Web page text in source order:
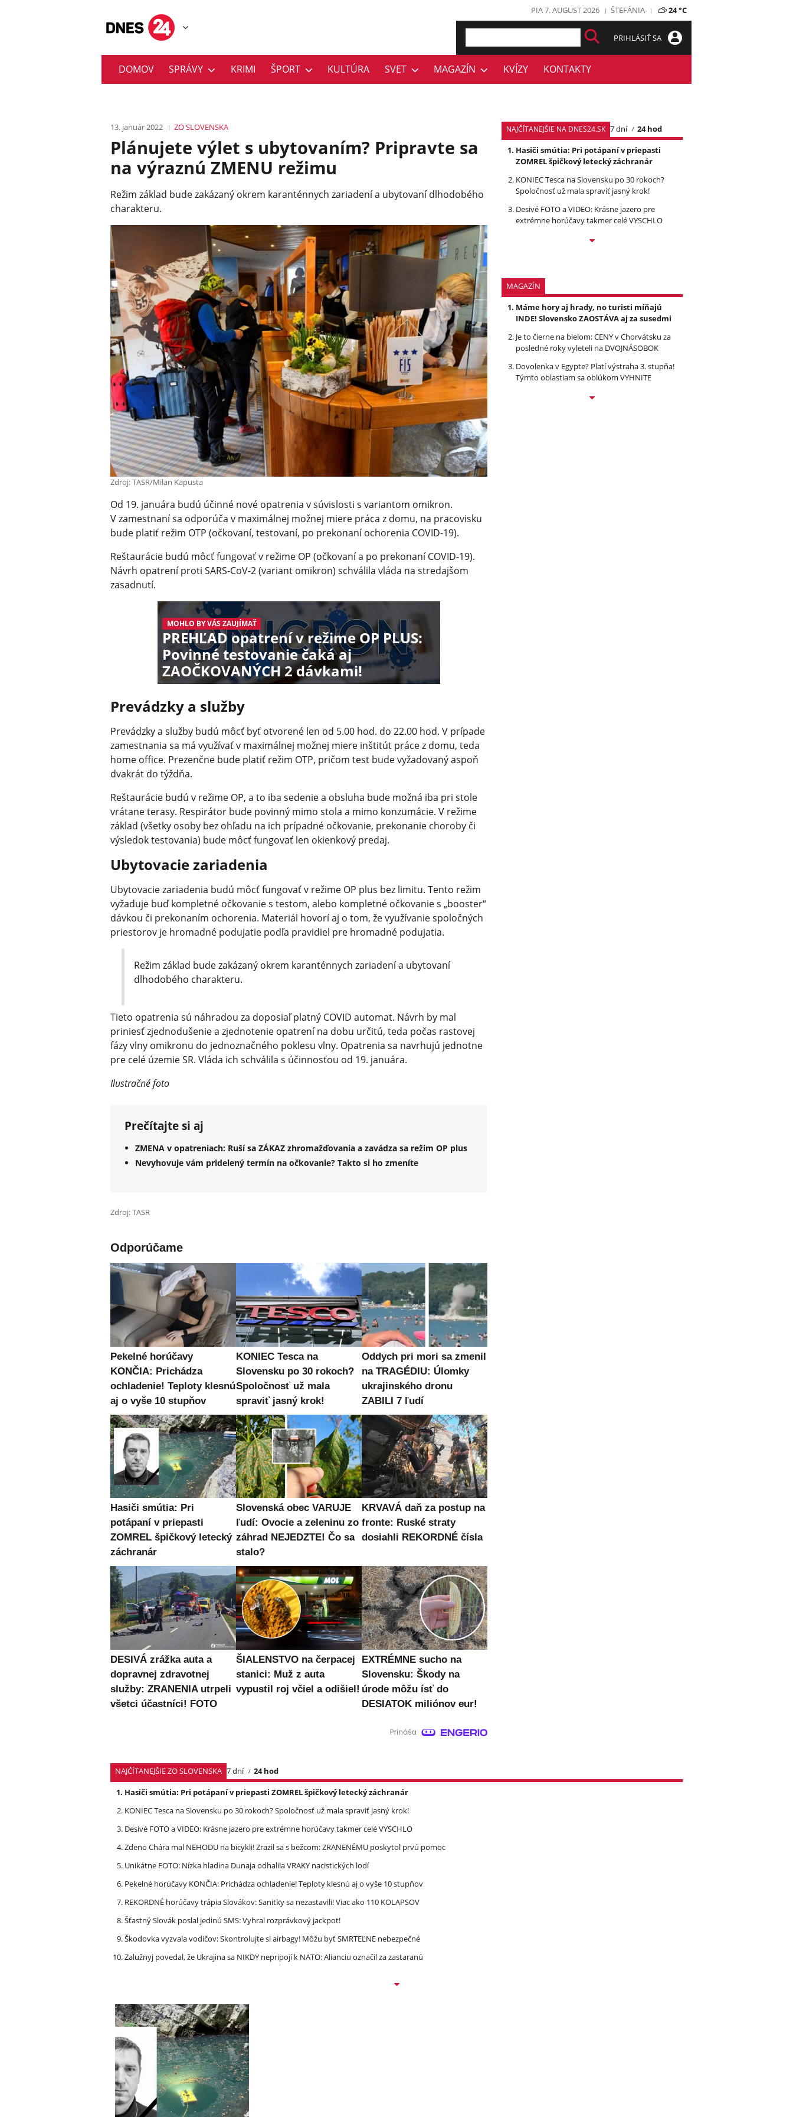
PIA 7. AUGUST 2026 ŠTEFÁNIA 24 °C
PRIHLÁSIŤ SA
DOMOV SPRÁVY KRIMI ŠPORT KULTÚRA SVET MAGAZÍN KVÍZY KONTAKTY
13. január 2022 ZO SLOVENSKA
Plánujete výlet s ubytovaním? Pripravte sa
na výraznú ZMENU režimu
Režim základ bude zakázaný okrem karanténnych zariadení a ubytovaní dlhodobého
charakteru.
Zdroj: TASR/Milan Kapusta
Od 19. januára budú účinné nové opatrenia v súvislosti s variantom omikron.
V zamestnaní sa odporúča v maximálnej možnej miere práca z domu, na pracovisku
bude platiť režim OTP (očkovaní, testovaní, po prekonaní ochorenia COVID-19).
Reštaurácie budú môcť fungovať v režime OP (očkovaní a po prekonaní COVID-19).
Návrh opatrení proti SARS-CoV-2 (variant omikron) schválila vláda na stredajšom
zasadnutí.
MOHLO BY VÁS ZAUJÍMAŤ
PREHĽAD opatrení v režime OP PLUS:
Povinné testovanie čaká aj
ZAOČKOVANÝCH 2 dávkami!
Prevádzky a služby
Prevádzky a služby budú môcť byť otvorené len od 5.00 hod. do 22.00 hod. V prípade
zamestnania sa má využívať v maximálnej možnej miere inštitút práce z domu, teda
home office. Prezenčne bude platiť režim OTP, pričom test bude vyžadovaný aspoň
dvakrát do týždňa.
Reštaurácie budú v režime OP, a to iba sedenie a obsluha bude možná iba pri stole
vrátane terasy. Respirátor bude povinný mimo stola a mimo konzumácie. V režime
základ (všetky osoby bez ohľadu na ich prípadné očkovanie, prekonanie choroby či
výsledok testovania) bude môcť fungovať len okienkový predaj.
Ubytovacie zariadenia
Ubytovacie zariadenia budú môcť fungovať v režime OP plus bez limitu. Tento režim
vyžaduje buď kompletné očkovanie s testom, alebo kompletné očkovanie s „booster“
dávkou či prekonaním ochorenia. Materiál hovorí aj o tom, že využívanie spoločných
priestorov je hromadné podujatie podľa pravidiel pre hromadné podujatia.
Režim základ bude zakázaný okrem karanténnych zariadení a ubytovaní
dlhodobého charakteru.
Tieto opatrenia sú náhradou za doposiaľ platný COVID automat. Návrh by mal
priniesť zjednodušenie a zjednotenie opatrení na dobu určitú, teda počas rastovej
fázy vlny omikronu do jednoznačného poklesu vlny. Opatrenia sa navrhujú jednotne
pre celé územie SR. Vláda ich schválila s účinnosťou od 19. januára.
Ilustračné foto
Prečítajte si aj
ZMENA v opatreniach: Ruší sa ZÁKAZ zhromažďovania a zavádza sa režim OP plus
Nevyhovuje vám pridelený termín na očkovanie? Takto si ho zmeníte
Zdroj: TASR
Odporúčame
Pekelné horúčavy
KONČIA: Prichádza
ochladenie! Teploty klesnú
aj o vyše 10 stupňov
KONIEC Tesca na
Slovensku po 30 rokoch?
Spoločnosť už mala
spraviť jasný krok!
Oddych pri mori sa zmenil
na TRAGÉDIU: Úlomky
ukrajinského dronu
ZABILI 7 ľudí
Hasiči smútia: Pri
potápaní v priepasti
ZOMREL špičkový letecký
záchranár
Slovenská obec VARUJE
ľudí: Ovocie a zeleninu zo
záhrad NEJEDZTE! Čo sa
stalo?
KRVAVÁ daň za postup na
fronte: Ruské straty
dosiahli REKORDNÉ čísla
DESIVÁ zrážka auta a
dopravnej zdravotnej
služby: ZRANENIA utrpeli
všetci účastníci! FOTO
ŠIALENSTVO na čerpacej
stanici: Muž z auta
vypustil roj včiel a odišiel!
EXTRÉMNE sucho na
Slovensku: Škody na
úrode môžu ísť do
DESIATOK miliónov eur!
NAJČÍTANEJŠIE NA DNES24.SK 7 dní
24 hod
Hasiči smútia: Pri potápaní v priepasti
ZOMREL špičkový letecký záchranár
KONIEC Tesca na Slovensku po 30 rokoch?
Spoločnosť už mala spraviť jasný krok!
Desivé FOTO a VIDEO: Krásne jazero pre
extrémne horúčavy takmer celé VYSCHLO
MAGAZÍN
Máme hory aj hrady, no turisti míňajú
INDE! Slovensko ZAOSTÁVA aj za susedmi
Je to čierne na bielom: CENY v Chorvátsku za
posledné roky vyleteli na DVOJNÁSOBOK
Dovolenka v Egypte? Platí výstraha 3. stupňa!
Týmto oblastiam sa oblúkom VYHNITE
NAJČÍTANEJŠIE ZO SLOVENSKA 7 dní
24 hod
Hasiči smútia: Pri potápaní v priepasti ZOMREL špičkový letecký záchranár
KONIEC Tesca na Slovensku po 30 rokoch? Spoločnosť už mala spraviť jasný krok!
Desivé FOTO a VIDEO: Krásne jazero pre extrémne horúčavy takmer celé VYSCHLO
Zdeno Chára mal NEHODU na bicykli! Zrazil sa s bežcom: ZRANENÉMU poskytol prvú pomoc
Unikátne FOTO: Nízka hladina Dunaja odhalila VRAKY nacistických lodí
Pekelné horúčavy KONČIA: Prichádza ochladenie! Teploty klesnú aj o vyše 10 stupňov
REKORDNÉ horúčavy trápia Slovákov: Sanitky sa nezastavili! Viac ako 110 KOLAPSOV
Šťastný Slovák poslal jedinú SMS: Vyhral rozprávkový jackpot!
Škodovka vyzvala vodičov: Skontrolujte si airbagy! Môžu byť SMRTEĽNE nebezpečné
Zalužnyj povedal, že Ukrajina sa NIKDY nepripojí k NATO: Alianciu označil za zastaranú